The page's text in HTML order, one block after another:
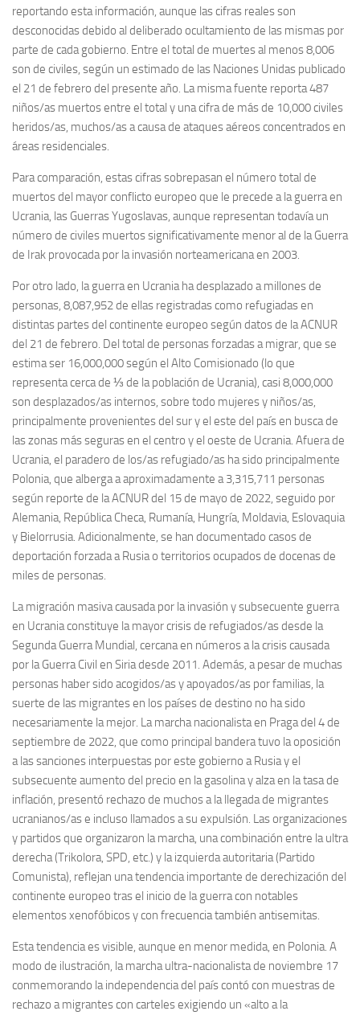
reportando esta información, aunque las cifras reales son
desconocidas debido al deliberado ocultamiento de las mismas por
parte de cada gobierno. Entre el total de muertes al menos 8,006
son de civiles, según un estimado de las Naciones Unidas publicado
el 21 de febrero del presente año. La misma fuente reporta 487
niños/as muertos entre el total y una cifra de más de 10,000 civiles
heridos/as, muchos/as a causa de ataques aéreos concentrados en
áreas residenciales.
Para comparación, estas cifras sobrepasan el número total de
muertos del mayor conflicto europeo que le precede a la guerra en
Ucrania, las Guerras Yugoslavas, aunque representan todavía un
número de civiles muertos significativamente menor al de la Guerra
de Irak provocada por la invasión norteamericana en 2003.
Por otro lado, la guerra en Ucrania ha desplazado a millones de
personas, 8,087,952 de ellas registradas como refugiadas en
distintas partes del continente europeo según datos de la ACNUR
del 21 de febrero. Del total de personas forzadas a migrar, que se
estima ser 16,000,000 según el Alto Comisionado (lo que
representa cerca de ⅓ de la población de Ucrania), casi 8,000,000
son desplazados/as internos, sobre todo mujeres y niños/as,
principalmente provenientes del sur y el este del país en busca de
las zonas más seguras en el centro y el oeste de Ucrania. Afuera de
Ucrania, el paradero de los/as refugiado/as ha sido principalmente
Polonia, que alberga a aproximadamente a 3,315,711 personas
según reporte de la ACNUR del 15 de mayo de 2022, seguido por
Alemania, República Checa, Rumanía, Hungría, Moldavia, Eslovaquia
y Bielorrusia. Adicionalmente, se han documentado casos de
deportación forzada a Rusia o territorios ocupados de docenas de
miles de personas.
La migración masiva causada por la invasión y subsecuente guerra
en Ucrania constituye la mayor crisis de refugiados/as desde la
Segunda Guerra Mundial, cercana en números a la crisis causada
por la Guerra Civil en Siria desde 2011. Además, a pesar de muchas
personas haber sido acogidos/as y apoyados/as por familias, la
suerte de las migrantes en los países de destino no ha sido
necesariamente la mejor. La marcha nacionalista en Praga del 4 de
septiembre de 2022, que como principal bandera tuvo la oposición
a las sanciones interpuestas por este gobierno a Rusia y el
subsecuente aumento del precio en la gasolina y alza en la tasa de
inflación, presentó rechazo de muchos a la llegada de migrantes
ucranianos/as e incluso llamados a su expulsión. Las organizaciones
y partidos que organizaron la marcha, una combinación entre la ultra
derecha (Trikolora, SPD, etc.) y la izquierda autoritaria (Partido
Comunista), reflejan una tendencia importante de derechización del
continente europeo tras el inicio de la guerra con notables
elementos xenofóbicos y con frecuencia también antisemitas.
Esta tendencia es visible, aunque en menor medida, en Polonia. A
modo de ilustración, la marcha ultra-nacionalista de noviembre 17
conmemorando la independencia del país contó con muestras de
rechazo a migrantes con carteles exigiendo un «alto a la